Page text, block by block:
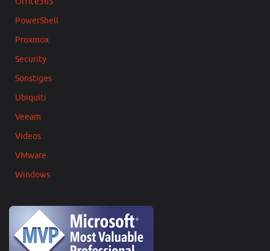
PowerShell
Proxmox
Security
Sonstiges
Ubiquiti
Veeam
Videos
VMware
Windows